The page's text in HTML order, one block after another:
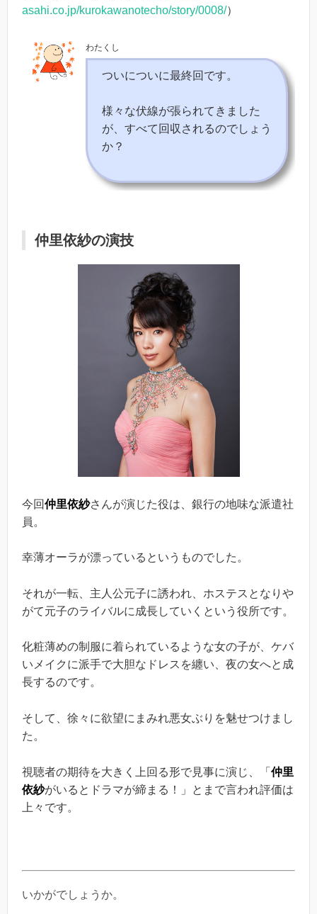
asahi.co.jp/kurokawanotecho/story/0008/）
わたくし
ついについに最終回です。
様々な伏線が張られてきました
が、すべて回収されるのでしょう
か？
仲里依紗の演技
今回仲里依紗さんが演じた役は、銀行の地味な派遣社
員。
幸薄オーラが漂っているというものでした。
それが一転、主人公元子に誘われ、ホステスとなりや
がて元子のライバルに成長していくという役所です。
化粧薄めの制服に着られているような女の子が、ケバ
いメイクに派手で大胆なドレスを纏い、夜の女へと成
長するのです。
そして、徐々に欲望にまみれ悪女ぶりを魅せつけまし
た。
視聴者の期待を大きく上回る形で見事に演じ、「 仲里
依紗がいるとドラマが締まる！」とまで言われ評価は
上々です。
いかがでしょうか。